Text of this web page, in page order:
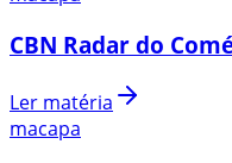
CBN Radar do
Ler matéria
macapa